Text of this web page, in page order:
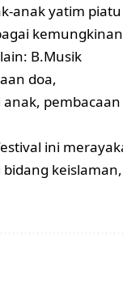
anak yatim piatu
kemungkinan
B.Musik
doa,
pembacaan
ini